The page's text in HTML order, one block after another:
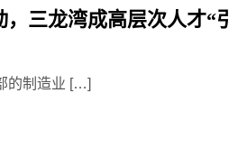
三龙湾成高层次人才“引
的制造业 […]